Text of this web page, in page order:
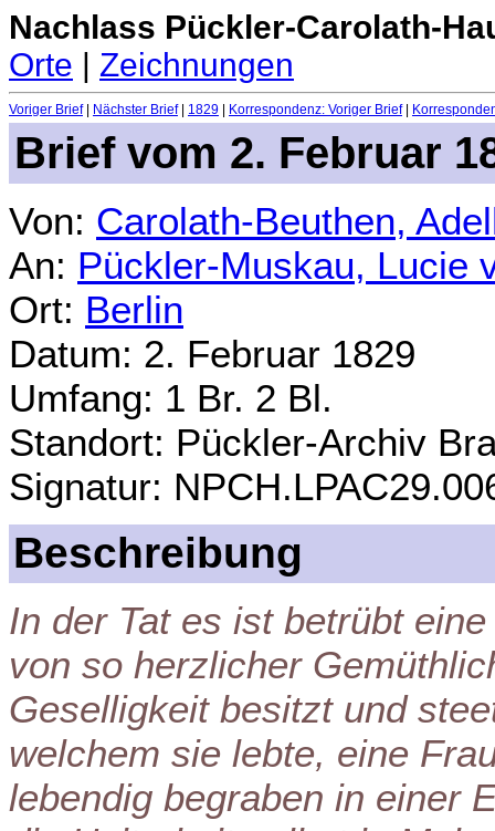
Nachlass Pückler-Carolath-
Orte | Zeichnungen
Voriger Brief| Nächster Brief| 1829 Korrespondenz: Voriger Brief|
Brief vom 2. Februar
Von: Carolath-Beuthen,
An: Pückler-Muskau, Lucie
Ort: Berlin
Datum: 2. Februar 1829
Umfang: 1 Br. 2 Bl.
Standort: Pückler-Archiv
Signatur:
Beschreibung
In der Tat es ist betrübt
von so herzlicher
Geselligkeit besitzt und
welchem sie lebte, eine
lebendig begraben in einer